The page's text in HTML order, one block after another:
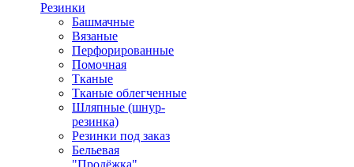
Резинки
Башмачные
Вязаные
Перфорированные
Помочная
Тканые
Тканые облегченные
Шляпные (шнур-
резинка)
Резинки под заказ
Бельевая
"Продёжка"